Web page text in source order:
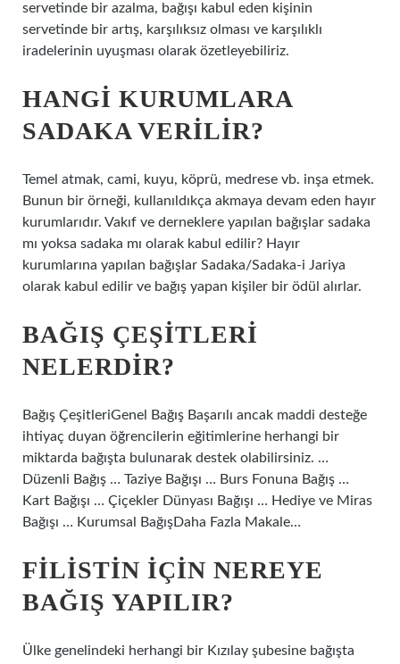
servetinde bir azalma, bağışı kabul eden kişinin
servetinde bir artış, karşılıksız olması ve karşılıklı
iradelerinin uyuşması olarak özetleyebiliriz.
HANGI KURUMLARA
SADAKA VERILIR?
Temel atmak, cami, kuyu, köprü, medrese vb. inşa etmek.
Bunun bir örneği, kullanıldıkça akmaya devam eden hayır
kurumlarıdır. Vakıf ve derneklere yapılan bağışlar sadaka
mı yoksa sadaka mı olarak kabul edilir? Hayır
kurumlarına yapılan bağışlar Sadaka/Sadaka-i Jariya
olarak kabul edilir ve bağış yapan kişiler bir ödül alırlar.
BAĞIŞ ÇEŞITLERI
NELERDIR?
Bağış ÇeşitleriGenel Bağış Başarılı ancak maddi desteğe
ihtiyaç duyan öğrencilerin eğitimlerine herhangi bir
miktarda bağışta bulunarak destek olabilirsiniz. …
Düzenli Bağış … Taziye Bağışı … Burs Fonuna Bağış …
Kart Bağışı … Çiçekler Dünyası Bağışı … Hediye ve Miras
Bağışı … Kurumsal BağışDaha Fazla Makale…
FILISTIN IÇIN NEREYE
BAĞIŞ YAPILIR?
Ülke genelindeki herhangi bir Kızılay şubesine bağışta